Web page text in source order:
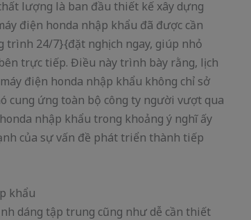
lượng là ban đầu thiết kế xây dựng
điện honda nhập khẩu đã được cần
trình 24/7}{đặt nghịch ngay, giúp nhỏ
trực tiếp. Điều này trình bày rằng, lịch
điện honda nhập khẩu không chỉ sở
cung ứng toàn bộ công ty người vượt qua
nhập khẩu trong khoảng ý nghĩ ấy
của sự vấn đề phát triển thành tiếp
khẩu
dáng tập trung cũng như dễ cần thiết